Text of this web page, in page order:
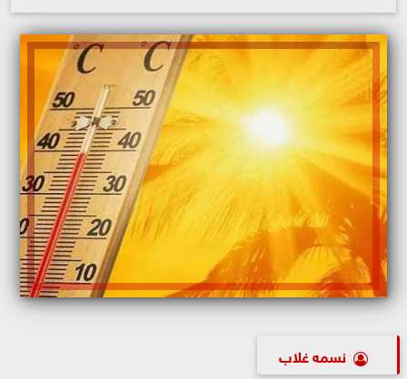
نسمه غلاب